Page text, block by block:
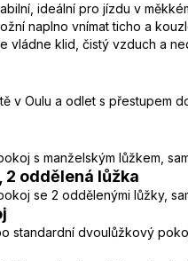
ideální pro jízdu v
naplno vnímat ticho a
vládne klid, čistý vzduch a
v Oulu a odlet s přestupem
s manželským lůžkem,
2 oddělená lůžka
se 2 oddělenými lůžky,
standardní dvoulůžkový